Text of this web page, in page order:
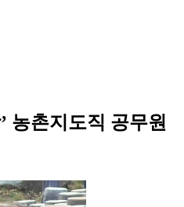
농촌지도직 공무원